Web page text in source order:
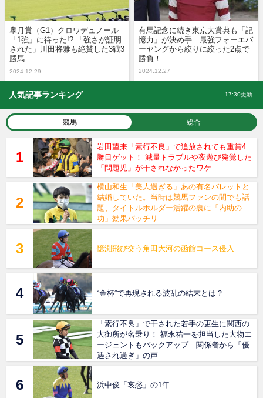
皐月賞（G1）クロワデュノール
「1強」に待った!? 「強さが証明
された」川田将雅も絶賛した3戦3
勝馬
2024.12.29
有馬記念に続き東京大賞典も「記
憶力」が決め手…最強フォーエバ
ーヤングから絞りに絞った2点で
勝負！
2024.12.27
人気記事ランキング 17:30更新
競馬 総合
岩田望来「素行不良」で追放されても重賞4
勝目ゲット！ 減量トラブルや夜遊び発覚した
「問題児」が干されなかったワケ
横山和生「美人過ぎる」あの有名バレットと
結婚していた。当時は競馬ファンの間でも話
題、タイトルホルダー活躍の裏に「内助の
功」効果バッチリ
憶測飛び交う角田大河の函館コース侵入
“金杯”で再現される波乱の結末とは？
「素行不良」で干された若手の更生に関西の
大御所が名乗り！ 福永祐一を担当した大物エ
ージェントもバックアップ…関係者から「優
遇され過ぎ」の声
浜中俊「哀愁」の1年